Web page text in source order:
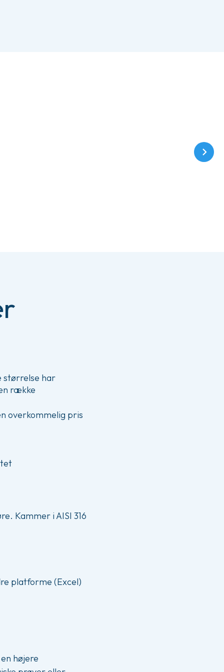
størrelse har
række
overkommelig pris
Kammer i AISI 316
platforme (Excel)
højere